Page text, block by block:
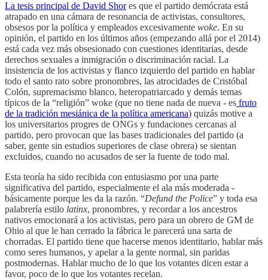
La tesis principal de David Shores que el partido demócrata está
atrapado en una cámara de resonancia de activistas, consultores,
obsesos por la política y empleados excesivamente woke. En su
opinión, el partido en los últimos años (empezando allá por el 2014)
está cada vez más obsesionado con cuestiones identitarias, desde
derechos sexuales a inmigración o discriminación racial. La
insistencia de los activistas y flanco izquierdo del partido en hablar
todo el santo rato sobre pronombres, las atrocidades de Cristóbal
Colón, supremacismo blanco, heteropatriarcado y demás temas
típicos de la “religión” woke (que no tiene nada de nueva - es fruto
de la tradición mesiánica de la política americana) quizás motive a
los universitarios progres de ONGs y fundaciones cercanas al
partido, pero provocan que las bases tradicionales del partido (a
saber, gente sin estudios superiores de clase obrera) se sientan
excluidos, cuando no acusados de ser la fuente de todo mal.
Esta teoría ha sido recibida con entusiasmo por una parte
significativa del partido, especialmente el ala más moderada -
básicamente porque les da la razón. “Defund the Police” y toda esa
palabrería estilo latinx, pronombres, y recordar a los ancestros
nativos emocionará a los activistas, pero para un obrero de GM de
Ohio al que le han cerrado la fábrica le parecerá una sarta de
chorradas. El partido tiene que hacerse menos identitario, hablar más
como seres humanos, y apelar a la gente normal, sin paridas
postmodernas. Hablar mucho de lo que los votantes dicen estar a
favor, poco de lo que los votantes recelan.